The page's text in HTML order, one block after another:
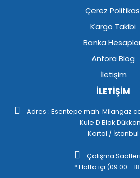
Çerez
Kargo Takibi
Banka
Anfora Blog
İletişim
İLETİŞİM
Adres : Esentepe mah. Milangaz
Kule D Blok
Kartal / İstanbul
Çalışma
* Hafta içi (09:00 -